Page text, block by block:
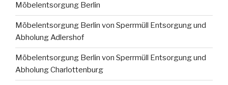
Möbelentsorgung Berlin
Möbelentsorgung Berlin von Sperrmüll Entsorgung und
Abholung Adlershof
Möbelentsorgung Berlin von Sperrmüll Entsorgung und
Abholung Charlottenburg